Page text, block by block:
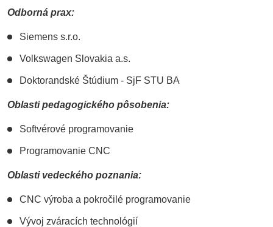
Odborná prax:
Siemens s.r.o.
Volkswagen Slovakia a.s.
Doktorandské Štúdium - SjF STU BA
Oblasti pedagogického pôsobenia:
Softvérové programovanie
Programovanie CNC
Oblasti vedeckého poznania:
CNC výroba a pokročilé programovanie
Vývoj zváracích technológií